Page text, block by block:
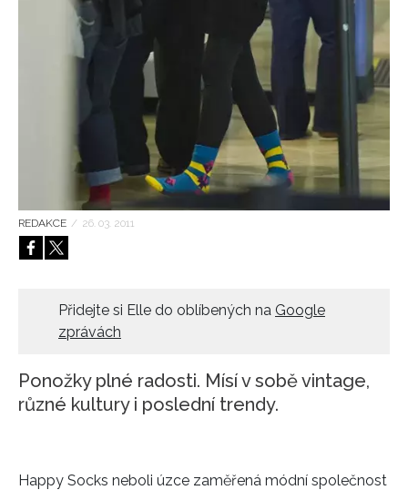
REDAKCE / 26. 03. 2011
Přidejte si Elle do oblíbených na Google
zprávách
Ponožky plné radosti. Mísí v sobě vintage,
různé kultury i poslední trendy.
Happy Socks neboli úzce zaměřená módní společnost